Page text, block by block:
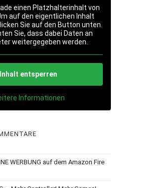
einen Platzhalterinhalt von
auf den eigentlichen Inhalt
Sie auf den Button unten.
Sie, dass dabei Daten an
weitergegeben werden.
Inhalt entsperren
Informationen
WERBUNG auf dem Amazon Fire